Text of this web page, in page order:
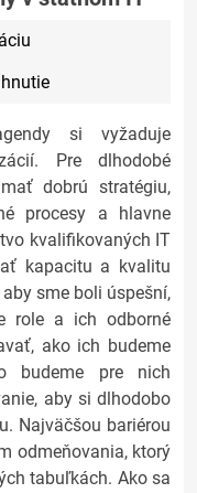
si vyžaduje
Pre dlhodobé
dobrú stratégiu,
procesy a hlavne
kvalifikovaných IT
kapacitu a kvalitu
sme boli úspešní,
role a ich odborné
ako ich budeme
budeme pre nich
aby si dlhodobo
Najväčšou bariérou
odmeňovania, ktorý
tabuľkách. Ako sa